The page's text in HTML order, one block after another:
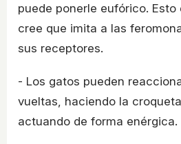
puede ponerle eufórico. Esto
cree que imita a las
sus receptores.
- Los gatos pueden
vueltas, haciendo la
actuando de forma enérgica.